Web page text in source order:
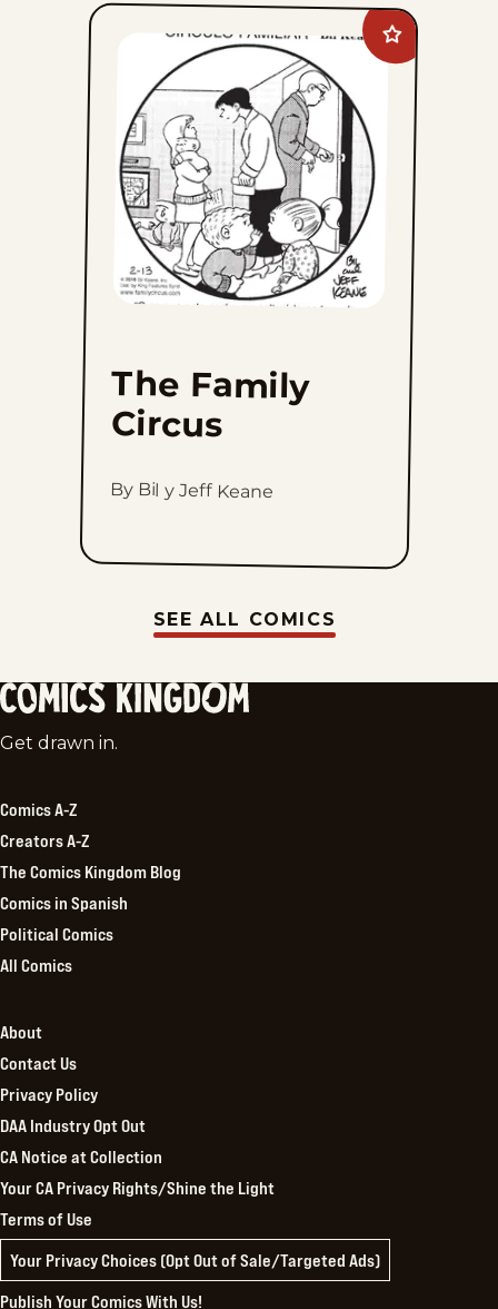
Add
The
Family
Circus
favorites
The Family
Circus
By Bil y Jeff Keane
SEE ALL COMICS
Comics
Get drawn in.
Comics A-Z
Creators A-Z
The Comics Kingdom Blog
Comics in Spanish
Political Comics
All Comics
About
Contact Us
Privacy Policy
DAA Industry Opt Out
CA Notice at Collection
Your CA Privacy Rights/Shine the Light
Terms of Use
Your Privacy Choices (Opt Out of Sale/Targeted Ads)
Publish Your Comics With Us!